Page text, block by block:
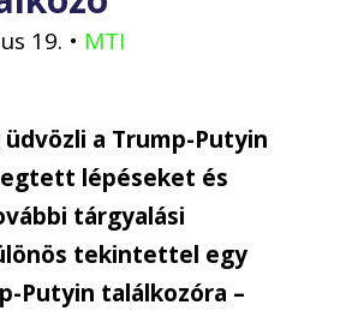
19. • MTI
a Trump-Putyin
lépéseket és
tárgyalási
tekintettel egy
Putyin találkozóra –